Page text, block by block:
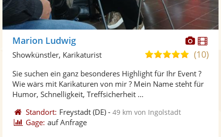
Fotos
Marion Ludwig
5,0
5
(10)
Showkünstler, Karikaturist
Sie suchen ein ganz besonderes Highlight für Ihr Event ?
Wie wärs mit Karikaturen von mir ? Mein Name steht für
Humor, Schnelligkeit, Treffsicherheit ...
Standort: Freystadt (DE) -49 km von Ingolstadt
Gage: auf Anfrage